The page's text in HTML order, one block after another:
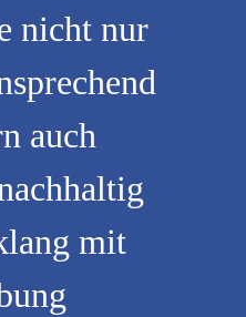
nicht nur
auch
mit